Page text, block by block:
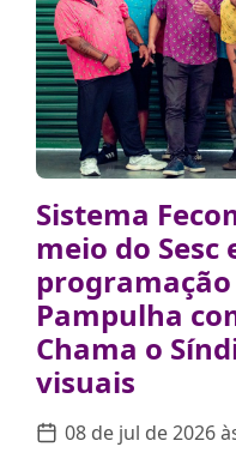
Sistema
meio do Sesc
Pampulha
Chama o
visuais
08 de jul de 2026